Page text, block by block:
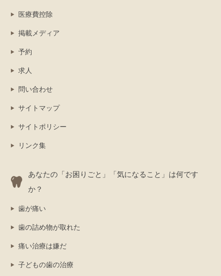
医療費控除
掲載メディア
予約
求人
問い合わせ
サイトマップ
サイトポリシー
リンク集
あなたの「お困りごと」「気になること」は何です
か？
歯が痛い
歯の詰め物が取れた
痛い治療は嫌だ
子どもの歯の治療